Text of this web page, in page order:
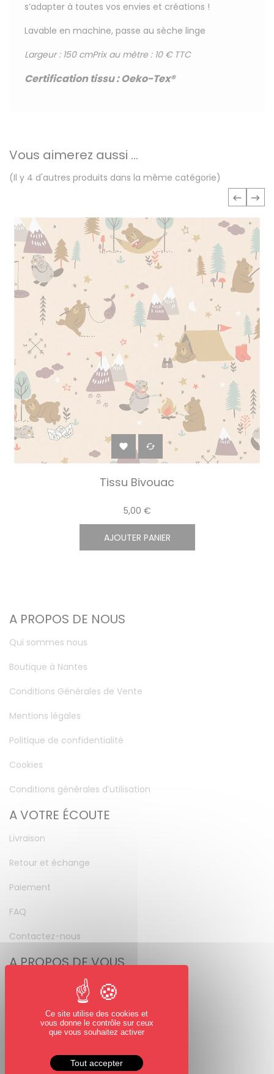
s’adapter à toutes vos envies et créations !
Lavable en machine, passe au sèche linge
Largeur : 150 cmPrix au mètre : 10 € TTC
Certification tissu:Oeko-Tex®
Vous aimerez aussi ...
(Il y 4 d'autres produits dans la même catégorie)
 
Tissu Bivouac
5,00 €
AJOUTER PANIER
A PROPOS DE NOUS
Qui sommes nous
Boutique à Nantes
Conditions Générales de Vente
Mentions légales
Politique de confidentialité
Cookies
Conditions générales d’utilisation
A VOTRE ÉCOUTE
Livraison
Retour et échange
Paiement
FAQ
Contactez-nous
A PROPOS DE VOUS
Mot de passe perdu
NOUS SUIVRE
Facebook
Ce site utilise des cookies et
vous donne le contrôle sur ceux
que vous souhaitez activer
Tout accepter